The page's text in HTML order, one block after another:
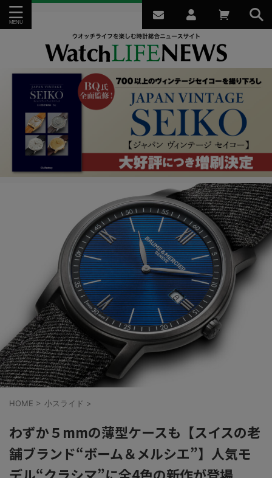
HOME > 小スライド >
わずか５mmの薄型ケースも【スイスの老
舗ブランド“ボーム＆メルシエ”】人気モ